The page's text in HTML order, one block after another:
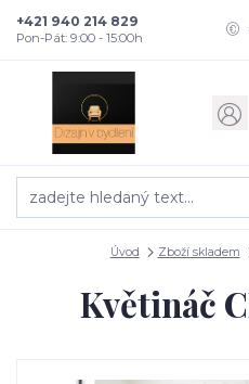
+421 940 214 829
Pon-Pát: 9:00 - 15:00h
Úvod Zboží skladem
Květináč